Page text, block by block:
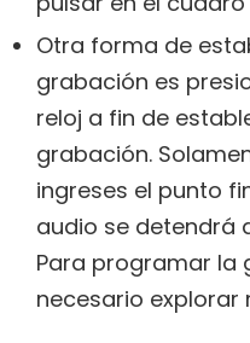
Otra forma de
grabación es
reloj a fin de
grabación.
ingreses el punto
audio se detendrá
Para programar la
necesario explorar